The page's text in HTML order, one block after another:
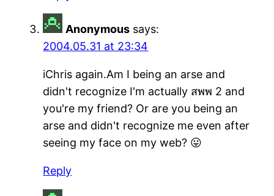
Anonymous says:
2004.05.31 at 23:34
iChris again.Am I being an arse and
didn't recognize I'm actually สพพ 2 and
you're my friend? Or are you being an
arse and didn't recognize me even after
seeing my face on my web? 😛
Reply